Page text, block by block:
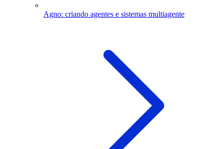
Agno: criando agentes e sistemas multiagente